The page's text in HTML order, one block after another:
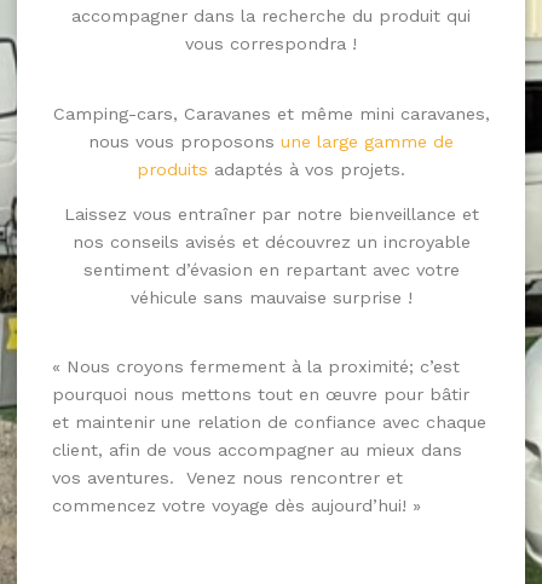
accompagner dans la recherche du produit qui
vous correspondra !
Camping-cars, Caravanes et même mini caravanes,
nous vous proposons une large gamme de
produits adaptés à vos projets.
Laissez vous entraîner par notre bienveillance et
nos conseils avisés et découvrez un incroyable
sentiment d’évasion en repartant avec votre
véhicule sans mauvaise surprise !
« Nous croyons fermement à la proximité; c’est
pourquoi nous mettons tout en œuvre pour bâtir
et maintenir une relation de confiance avec chaque
client, afin de vous accompagner au mieux dans
vos aventures. Venez nous rencontrer et
commencez votre voyage dès aujourd’hui! »